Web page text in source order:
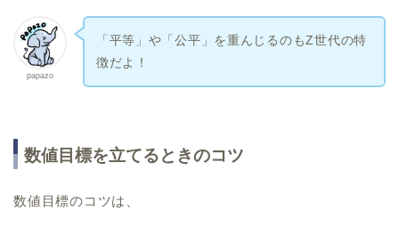
papazo
「平等」や「公平」を重んじるのもZ世代の特
徴だよ！
数値目標を立てるときのコツ
数値目標のコツは、